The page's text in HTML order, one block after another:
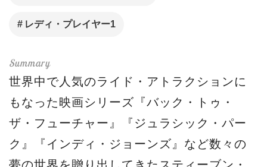
レディ・プレイヤー1
世界中で人気のライド・アトラクションに
もなった映画シリーズ『バック・トゥ・
ザ・フューチャー』『ジュラシック・パー
ク』『インディ・ジョーンズ』など数々の